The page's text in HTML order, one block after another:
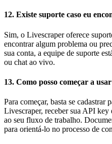
12. Existe suporte caso eu
Sim, o Livescraper oferece
encontrar algum problema ou
sua conta, a equipe de suporte
ou chat ao vivo.
13. Como posso começar a
Para começar, basta se cadastrar
Livescraper, receber sua API key
ao seu fluxo de trabalho.
para orientá-lo no processo de